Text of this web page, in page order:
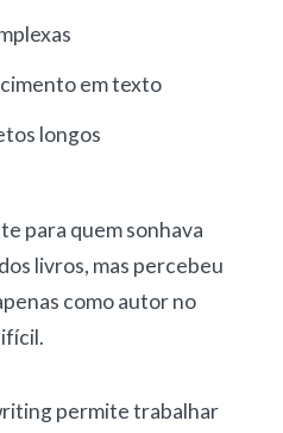
em texto
longos
para quem sonhava
livros, mas percebeu
como autor no
permite trabalhar